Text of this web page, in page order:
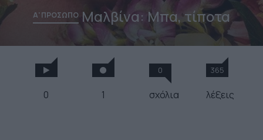
Α' ΠΡΟΣΩΠΟ Μαλβίνα: Μπα, τίποτα
0 1
0
σχόλια
365
λέξεις